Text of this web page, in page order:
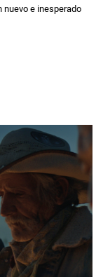
nuevo e inesperado